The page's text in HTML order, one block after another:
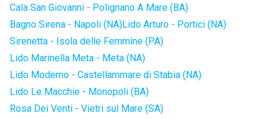
Cala San Giovanni - Polignano A Mare (BA)
Bagno Sirena - Napoli (NA)Lido Arturo - Portici (NA)
Sirenetta - Isola delle Femmine (PA)
Lido Marinella Meta - Meta (NA)
Lido Moderno - Castellammare di Stabia (NA)
Lido Le Macchie - Monopoli (BA)
Rosa Dei Venti - Vietri sul Mare (SA)